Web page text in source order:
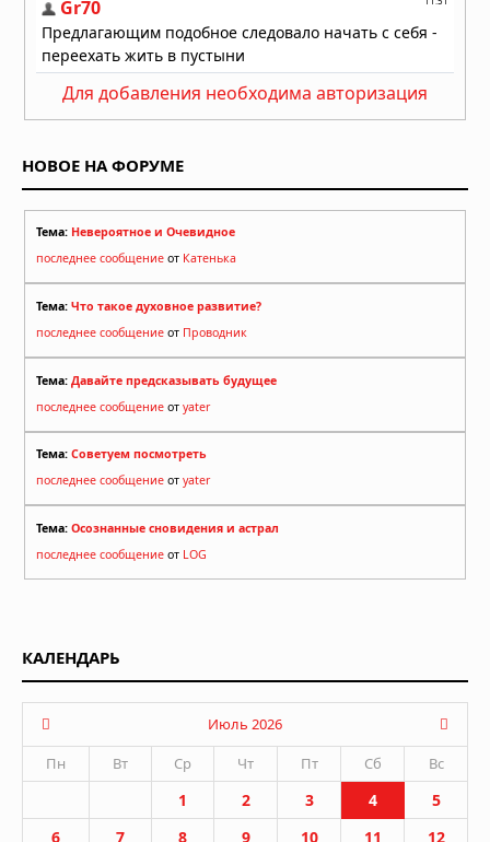
Для добавления необходима авторизация
НОВОЕ НА ФОРУМЕ
Тема: Невероятное и Очевидное
последнее сообщение от Катенька
Тема: Что такое духовное развитие?
последнее сообщение от Проводник
Тема: Давайте предсказывать будущее
последнее сообщение от yater
Тема: Советуем посмотреть
последнее сообщение от yater
Тема: Осознанные сновидения и астрал
последнее сообщение от LOG
КАЛЕНДАРЬ
Июль 2026
Пн
Вт Ср Чт Пт Сб Вс
1 2 3 4
5
6
7 8 9 10 11
12